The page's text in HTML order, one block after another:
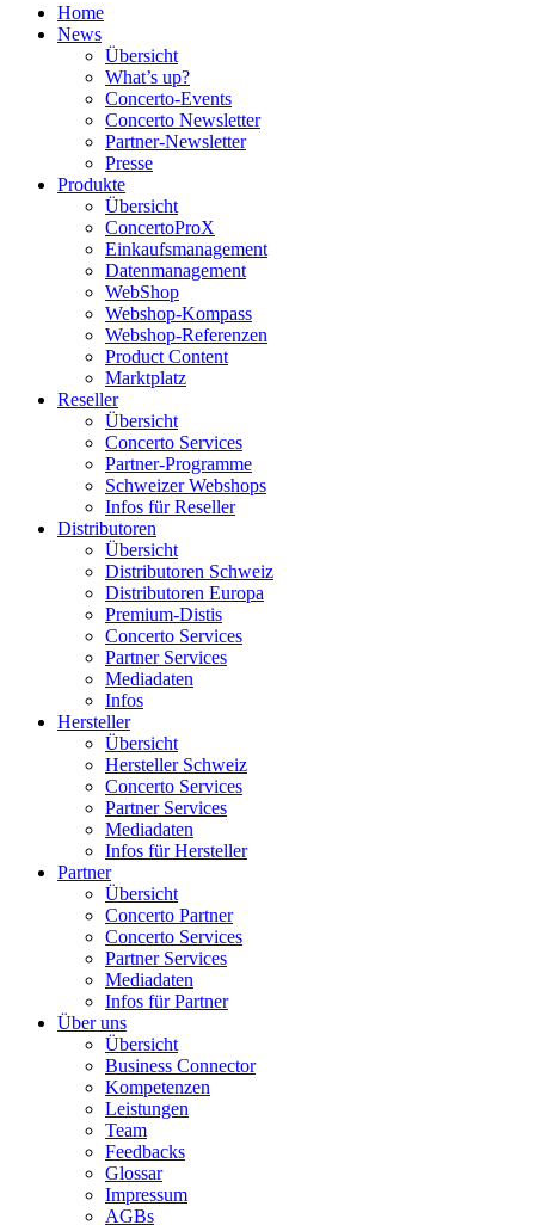
Home
News
Übersicht
What’s up?
Concerto-Events
Concerto Newsletter
Partner-Newsletter
Presse
Produkte
Übersicht
ConcertoProX
Einkaufsmanagement
Datenmanagement
WebShop
Webshop-Kompass
Webshop-Referenzen
Product Content
Marktplatz
Reseller
Übersicht
Concerto Services
Partner-Programme
Schweizer Webshops
Infos für Reseller
Distributoren
Übersicht
Distributoren Schweiz
Distributoren Europa
Premium-Distis
Concerto Services
Partner Services
Mediadaten
Infos
Hersteller
Übersicht
Hersteller Schweiz
Concerto Services
Partner Services
Mediadaten
Infos für Hersteller
Partner
Übersicht
Concerto Partner
Concerto Services
Partner Services
Mediadaten
Infos für Partner
Über uns
Übersicht
Business Connector
Kompetenzen
Leistungen
Team
Feedbacks
Glossar
Impressum
AGBs